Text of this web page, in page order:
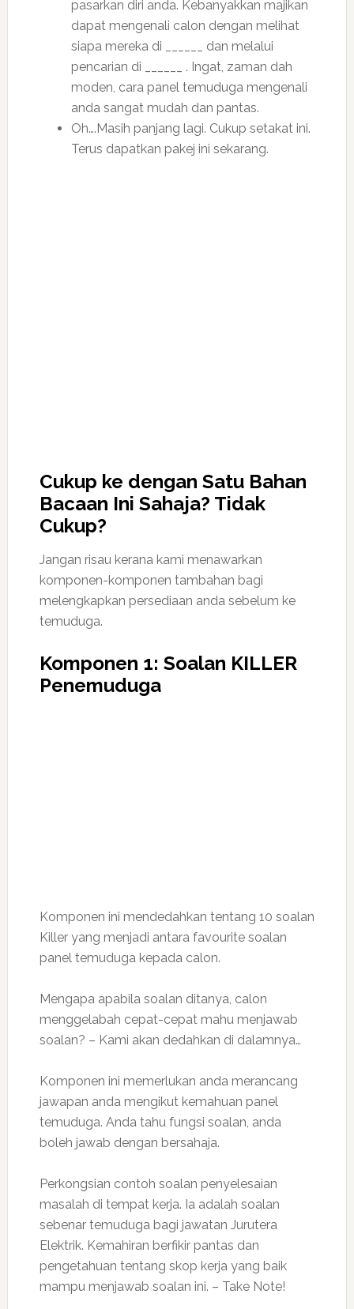
pasarkan diri anda. Kebanyakkan majikan
dapat mengenali calon dengan melihat
siapa mereka di ______ dan melalui
pencarian di ______ . Ingat, zaman dah
moden, cara panel temuduga mengenali
anda sangat mudah dan pantas.
Oh….Masih panjang lagi. Cukup setakat ini.
Terus dapatkan pakej ini sekarang.
Cukup ke dengan Satu Bahan
Bacaan Ini Sahaja? Tidak
Cukup?
Jangan risau kerana kami menawarkan
komponen-komponen tambahan bagi
melengkapkan persediaan anda sebelum ke
temuduga.
Komponen 1: Soalan KILLER
Penemuduga
Komponen ini mendedahkan tentang 10 soalan
Killer yang menjadi antara favourite soalan
panel temuduga kepada calon.
Mengapa apabila soalan ditanya, calon
menggelabah cepat-cepat mahu menjawab
soalan? – Kami akan dedahkan di dalamnya…
Komponen ini memerlukan anda merancang
jawapan anda mengikut kemahuan panel
temuduga. Anda tahu fungsi soalan, anda
boleh jawab dengan bersahaja.
Perkongsian contoh soalan penyelesaian
masalah di tempat kerja. Ia adalah soalan
sebenar temuduga bagi jawatan Jurutera
Elektrik. Kemahiran berfikir pantas dan
pengetahuan tentang skop kerja yang baik
mampu menjawab soalan ini. – Take Note!